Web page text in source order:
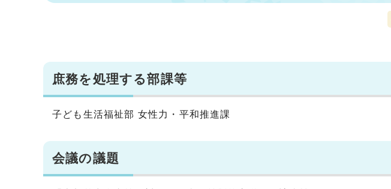
庶務を処理する部課等
子ども生活福祉部 女性力・平和推進課
会議の議題